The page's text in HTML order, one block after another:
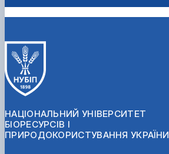
НАЦІОНАЛЬНИЙ УНІВЕРСИТЕТ
БІОРЕСУРСІВ І
ПРИРОДОКОРИСТУВАННЯ УКРАЇНИ